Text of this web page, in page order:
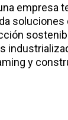
empresa
soluciones
y